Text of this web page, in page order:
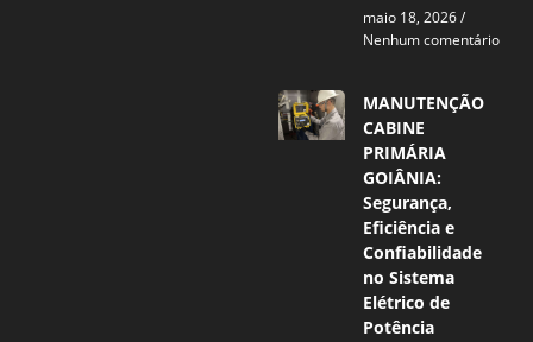
maio 18, 2026
Nenhum comentário
MANUTENÇÃO
CABINE
PRIMÁRIA
GOIÂNIA:
Segurança,
Eficiência e
Confiabilidade
no Sistema
Elétrico de
Potência